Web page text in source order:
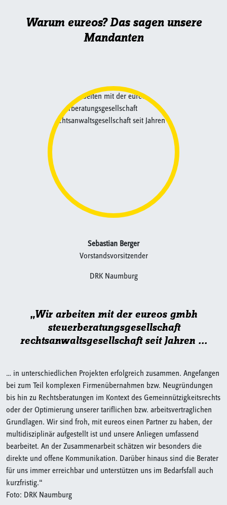
Warum eureos? Das sagen unsere
Mandanten
Sebastian Berger
Vorstandsvorsitzender
DRK Naumburg
„Wir arbeiten mit der eureos gmbh
steuerberatungsgesellschaft
rechtsanwaltsgesellschaft seit Jahren ...
… in unterschiedlichen Projekten erfolgreich zusammen. Angefangen
bei zum Teil komplexen Firmenübernahmen bzw. Neugründungen
bis hin zu Rechtsberatungen im Kontext des Gemeinnützigkeitsrechts
oder der Optimierung unserer tariflichen bzw. arbeitsvertraglichen
Grundlagen. Wir sind froh, mit eureos einen Partner zu haben, der
multidisziplinär aufgestellt ist und unsere Anliegen umfassend
bearbeitet. An der Zusammenarbeit schätzen wir besonders die
direkte und offene Kommunikation. Darüber hinaus sind die Berater
für uns immer erreichbar und unterstützen uns im Bedarfsfall auch
kurzfristig.“
Foto: DRK Naumburg